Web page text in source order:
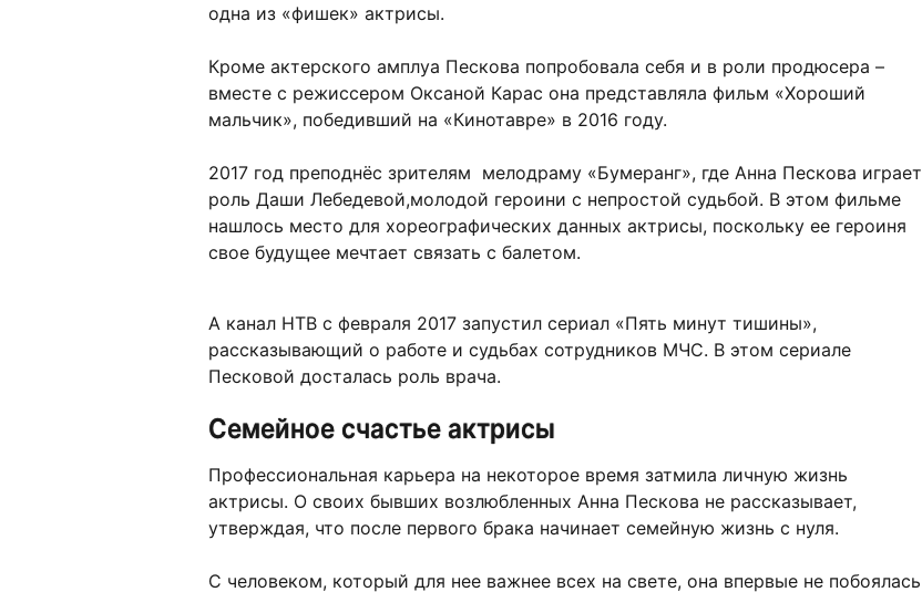
одна из «фишек» актрисы.
Кроме актерского амплуа Пескова попробовала себя и в роли продюсера –
вместе с режиссером Оксаной Карас она представляла фильм «Хороший
мальчик», победивший на «Кинотавре» в 2016 году.
2017 год преподнёс зрителям мелодраму «Бумеранг», где Анна Пескова играет
роль Даши Лебедевой,молодой героини с непростой судьбой. В этом фильме
нашлось место для хореографических данных актрисы, поскольку ее героиня
свое будущее мечтает связать с балетом.
А канал НТВ с февраля 2017 запустил сериал «Пять минут тишины»,
рассказывающий о работе и судьбах сотрудников МЧС. В этом сериале
Песковой досталась роль врача.
Семейное счастье актрисы
Профессиональная карьера на некоторое время затмила личную жизнь
актрисы. О своих бывших возлюбленных Анна Пескова не рассказывает,
утверждая, что после первого брака начинает семейную жизнь с нуля.
С человеком, который для нее важнее всех на свете, она впервые не побоялась